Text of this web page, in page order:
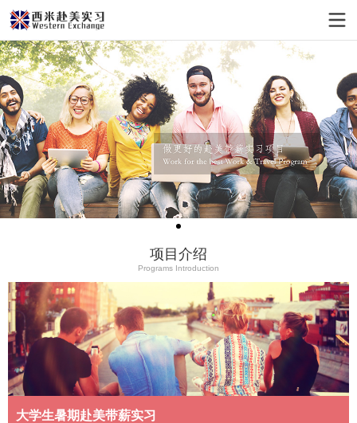
项目介绍
Programs Introduction
大学生暑期赴美带薪实习